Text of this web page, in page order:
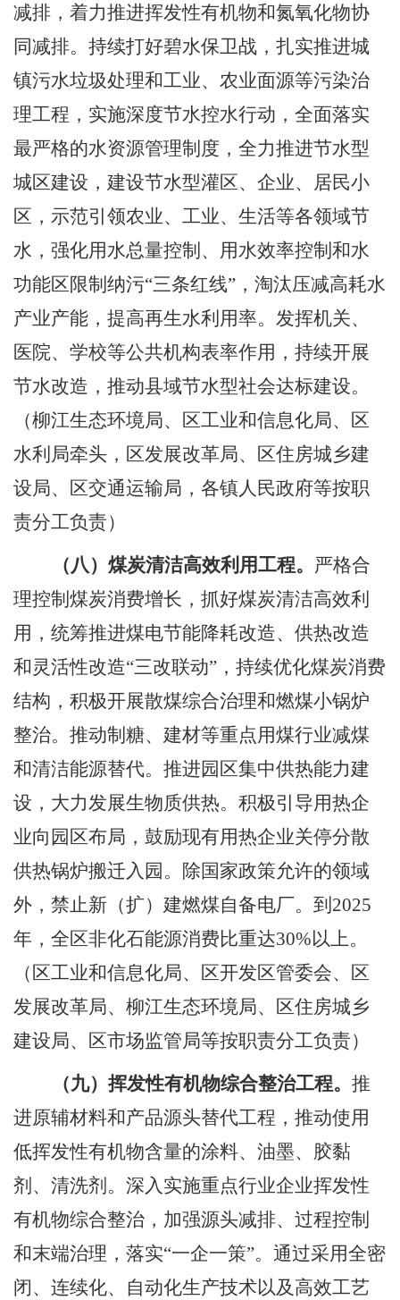
减排，着力推进挥发性有机物和氮氧化物协
同减排。持续打好碧水保卫战，扎实推进城
镇污水垃圾处理和工业、农业面源等污染治
理工程，实施深度节水控水行动，全面落实
最严格的水资源管理制度，全力推进节水型
城区建设，建设节水型灌区、企业、居民小
区，示范引领农业、工业、生活等各领域节
水，强化用水总量控制、用水效率控制和水
功能区限制纳污“三条红线”，淘汰压减高耗水
产业产能，提高再生水利用率。发挥机关、
医院、学校等公共机构表率作用，持续开展
节水改造，推动县域节水型社会达标建设。
（柳江生态环境局、区工业和信息化局、区
水利局牵头，区发展改革局、区住房城乡建
设局、区交通运输局，各镇人民政府等按职
责分工负责）
（八）煤炭清洁高效利用工程。 严格合
理控制煤炭消费增长，抓好煤炭清洁高效利
用，统筹推进煤电节能降耗改造、供热改造
和灵活性改造“三改联动”，持续优化煤炭消费
结构，积极开展散煤综合治理和燃煤小锅炉
整治。推动制糖、建材等重点用煤行业减煤
和清洁能源替代。推进园区集中供热能力建
设，大力发展生物质供热。积极引导用热企
业向园区布局，鼓励现有用热企业关停分散
供热锅炉搬迁入园。除国家政策允许的领域
外，禁止新（扩）建燃煤自备电厂。到 2025
年，全区非化石能源消费比重达30%以上。
（区工业和信息化局、区开发区管委会、区
发展改革局、柳江生态环境局、区住房城乡
建设局、区市场监管局等按职责分工负责）
（九）挥发性有机物综合整治工程。 推
进原辅材料和产品源头替代工程，推动使用
低挥发性有机物含量的涂料、油墨、胶黏
剂、清洗剂。深入实施重点行业企业挥发性
有机物综合整治，加强源头减排、过程控制
和末端治理，落实“一企一策”。通过采用全密
闭、连续化、自动化生产技术以及高效工艺